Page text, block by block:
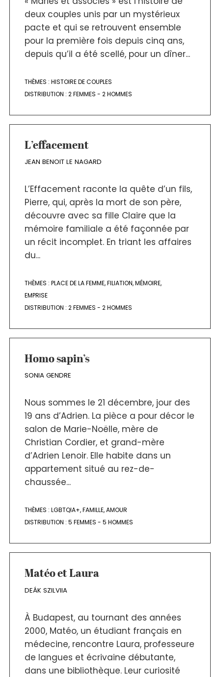
deux couples unis par un mystérieux
pacte et qui se retrouvent ensemble
pour la première fois depuis cinq ans,
depuis qu’il a été scellé, pour un dîner...
THÈMES : HISTOIRE DE COUPLES
DISTRIBUTION : 2 FEMMES - 2 HOMMES
L’effacement
JEAN BENOIT LE NAGARD
L’Effacement raconte la quête d’un fils,
Pierre, qui, après la mort de son père,
découvre avec sa fille Claire que la
mémoire familiale a été façonnée par
un récit incomplet. En triant les affaires
du...
THÈMES : PLACE DE LA FEMME,FILIATION,MÉMOIRE,
EMPRISE
DISTRIBUTION : 2 FEMMES - 2 HOMMES
Homo sapin’s
SONIA GENDRE
Nous sommes le 21 décembre, jour des
19 ans d’Adrien. La pièce a pour décor le
salon de Marie-Noëlle, mère de
Christian Cordier, et grand-mère
d’Adrien Lenoir. Elle habite dans un
appartement situé au rez-de-
chaussée...
THÈMES : LGBTQIA+,FAMILLE,AMOUR
DISTRIBUTION : 5 FEMMES - 5 HOMMES
Matéo et Laura
DEÁK SZILVIIA
À Budapest, au tournant des années
2000, Matéo, un étudiant français en
médecine, rencontre Laura, professeure
de langues et écrivaine débutante,
dans une bibliothèque. Leur curiosité